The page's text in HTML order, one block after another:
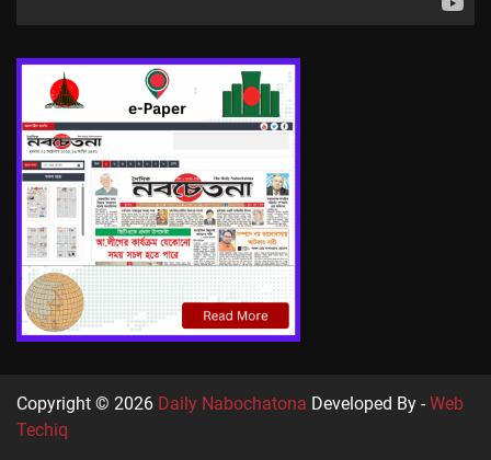
Copyright © 2026 Daily Nabochatona Developed By -Web
Techiq